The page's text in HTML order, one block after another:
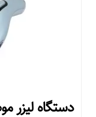
دستگاه لیزر